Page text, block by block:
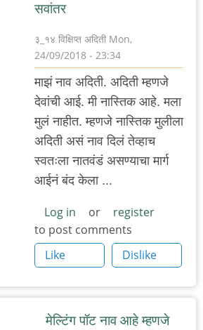
सवांतर
३_१४ विक्षिप्त अदिती Mon,
24/09/2018 - 23:34
reply
निळेदादा,
सामो
माझं नाव अदिती. अदिती म्हणजे
देवांची आई. मी नास्तिक आहे. मला
मुलं नाहीत. म्हणजे नास्तिक मुलीला
अदिती असं नाव दिलं तेव्हाच
स्वतःला नातवंडं असण्याचा मार्ग
आईनं बंद केला ...
Log in or
register
to post comments
Like
Dislike
मेल्टिंग पॉट नाव आहे म्हणजे